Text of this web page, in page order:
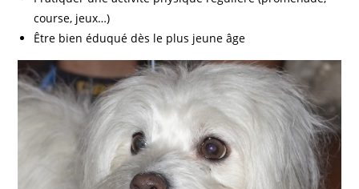
course, jeux…)
Être bien éduqué dès le plus jeune âge